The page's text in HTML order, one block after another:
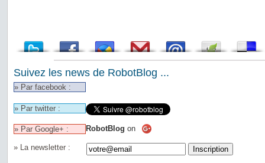
Suivez les news de RobotBlog ...
» Par facebook :
» Par twitter :
» Par Google+ : RobotBlog on
» La newsletter :